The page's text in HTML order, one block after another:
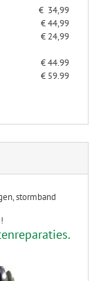
€ 34,99
€ 44,99
€ 24,99
€ 44.99
€ 59.99
stormband